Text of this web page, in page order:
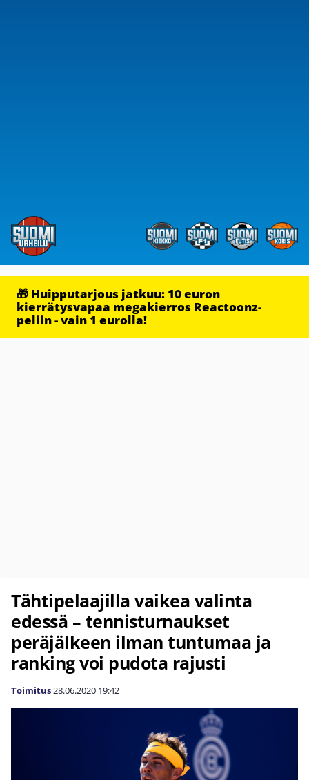
🎁 Huipputarjous jatkuu: 10 euron
kierrätysvapaa megakierros Reactoonz-
peliin - vain 1 eurolla!
Tähtipelaajilla vaikea valinta
edessä – tennisturnaukset
peräjälkeen ilman tuntumaa ja
ranking voi pudota rajusti
Toimitus28.06.2020 19:42